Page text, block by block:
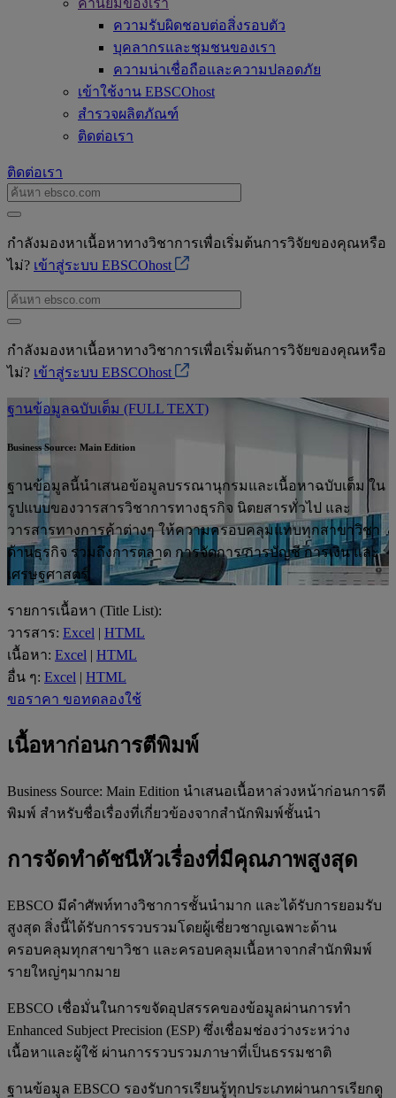
ค่านิยมของเรา
ความรับผิดชอบต่อสิ่งรอบตัว
บุคลากรและชุมชนของเรา
ความน่าเชื่อถือและความปลอดภัย
เข้าใช้งาน EBSCOhost
สำรวจผลิตภัณฑ์
ติดต่อเรา
ติดต่อเรา
กำลังมองหาเนื้อหาทางวิชาการเพื่อเริ่มต้นการวิจัยของคุณหรือ
ไม่? เข้าสู่ระบบ EBSCOhost
กำลังมองหาเนื้อหาทางวิชาการเพื่อเริ่มต้นการวิจัยของคุณหรือ
ไม่? เข้าสู่ระบบ EBSCOhost
ฐานข้อมูลฉบับเต็ม (FULL TEXT)
Business Source: Main Edition
ฐานข้อมูลนี้นำเสนอข้อมูลบรรณานุกรมและเนื้อหาฉบับเต็ม ใน
รูปแบบของวารสารวิชาการทางธุรกิจ นิตยสารทั่วไป และ
วารสารทางการค้าต่างๆ ให้ความครอบคลุมแทบทุกสาขาวิชา
ด้านธุรกิจ รวมถึงการตลาด การจัดการ การบัญชี การเงิน และ
เศรษฐศาสตร์
รายการเนื้อหา (Title List):
วารสาร: Excel | HTML
เนื้อหา: Excel | HTML
อื่น ๆ: Excel | HTML
ขอราคา ขอทดลองใช้
เนื้อหาก่อนการตีพิมพ์
Business Source: Main Edition นำเสนอเนื้อหาล่วงหน้าก่อนการตี
พิมพ์ สำหรับชื่อเรื่องที่เกี่ยวข้องจากสำนักพิมพ์ชั้นนำ
การจัดทำดัชนีหัวเรื่องที่มีคุณภาพสูงสุด
EBSCO มีคำศัพท์ทางวิชาการชั้นนำมาก และได้รับการยอมรับ
สูงสุด สิ่งนี้ได้รับการรวบรวมโดยผู้เชี่ยวชาญเฉพาะด้าน
ครอบคลุมทุกสาขาวิชา และครอบคลุมเนื้อหาจากสำนักพิมพ์
รายใหญ่ๆมากมาย
EBSCO เชื่อมั่นในการขจัดอุปสรรคของข้อมูลผ่านการทำ
Enhanced Subject Precision (ESP) ซึ่งเชื่อมช่องว่างระหว่าง
เนื้อหาและผู้ใช้ ผ่านการรวบรวมภาษาที่เป็นธรรมชาติ
ฐานข้อมูล EBSCO รองรับการเรียนรู้ทุกประเภทผ่านการเรียกดู